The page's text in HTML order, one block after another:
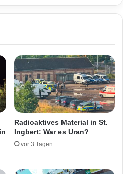
Radioaktives Material in St.
Ingbert: War es Uran?
vor 3 Tagen